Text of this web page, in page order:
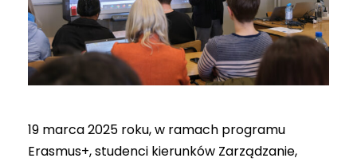
19 marca 2025 roku, w ramach programu
Erasmus+, studenci kierunków Zarządzanie,